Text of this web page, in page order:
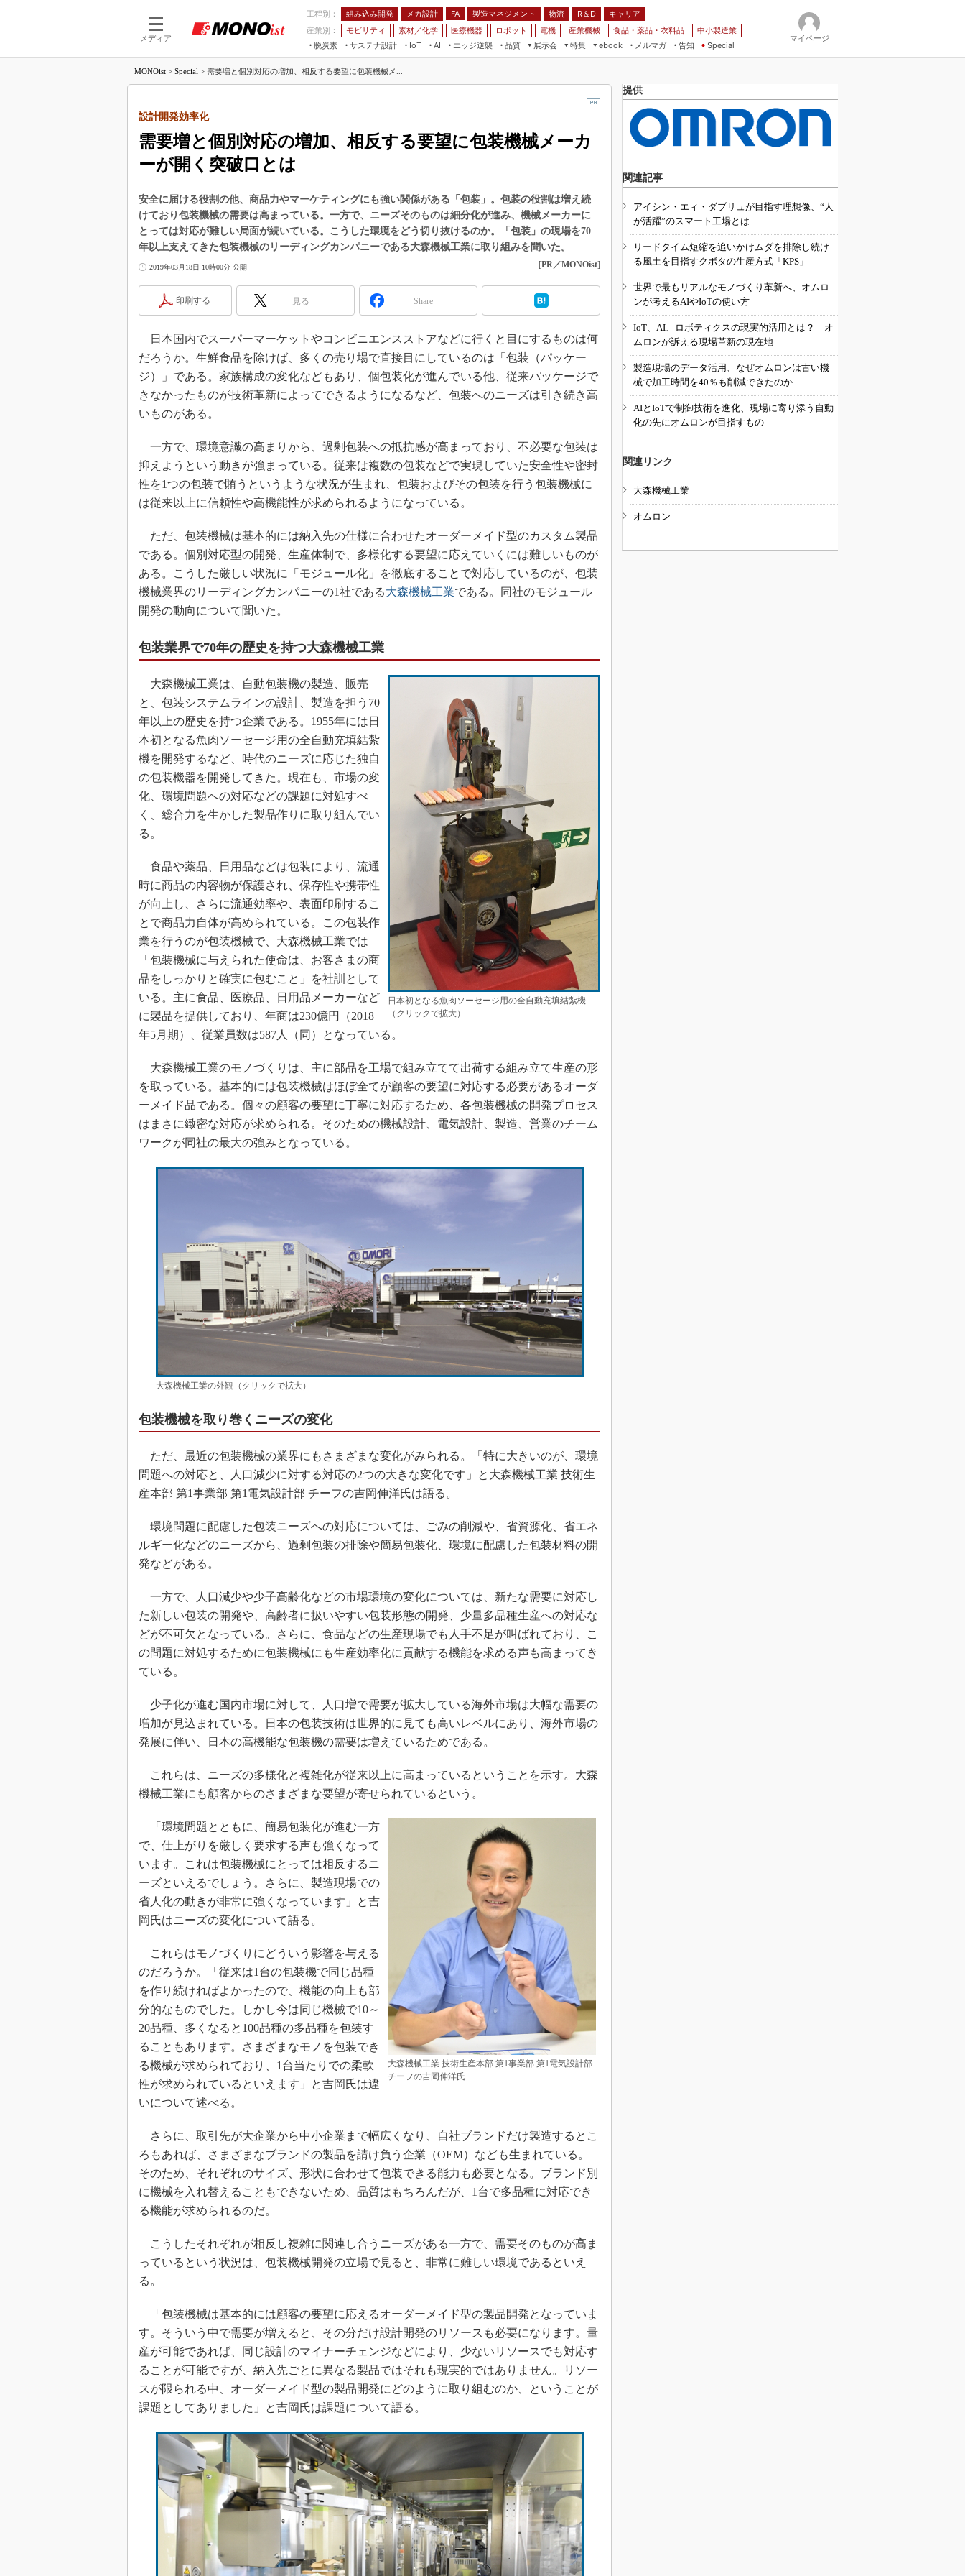
メディア
工程別： 組み込み開発 メカ設計 FA 製造マネジメント 物流 R＆D
キャリア
産業別：
モビリティ 素材／化学 医療機器 ロボット 電機 産業機械 食品・薬品・衣料品
中小製造業
脱炭素
サステナ設計
IoT
つながる工場
AI
AI×設備保全
エッジ逆襲 品質
展示会
JIMTOF
IIFES
TECHNO-FRONTIER
人テク展
スマート工場EXPO
AUTOMOTIVE WORLD
産業オープンネット展
特集
つながるクルマ
フィールドサービス
組み込み画像技術
組み込みモデリング
Windows Embedded
無償設計ツール
S＆OP
インダストリー4.0
メイドインジャパン
植物工場
知財マネジメント
グローバル設計・開発
制御セキュリティ
新型コロナへの対応
ebook
メカ設計
モビリティ
メルマガ
告知 Special
マイページ
MONOist > Special > 需要増と個別対応の増加、相反する要望に包装機械メ...
需要増と個別対応の増加、相反する要望に包装機械メーカ
ーが開く突破口とは
設計開発効率化
安全に届ける役割の他、商品力やマーケティングにも強い関係がある「包装」。包装の役割は増え続
けており包装機械の需要は高まっている。一方で、ニーズそのものは細分化が進み、機械メーカーに
とっては対応が難しい局面が続いている。こうした環境をどう切り抜けるのか。「包装」の現場を70
年以上支えてきた包装機械のリーディングカンパニーである大森機械工業に取り組みを聞いた。
2019年03月18日 10時00分 公開 [PR／MONOist]
印刷する 見る Share
日本国内でスーパーマーケットやコンビニエンスストアなどに行くと目にするものは何
だろうか。生鮮食品を除けば、多くの売り場で直接目にしているのは「包装（パッケー
ジ）」である。家族構成の変化などもあり、個包装化が進んでいる他、従来パッケージで
きなかったものが技術革新によってできるようになるなど、包装へのニーズは引き続き高
いものがある。
一方で、環境意識の高まりから、過剰包装への抵抗感が高まっており、不必要な包装は
抑えようという動きが強まっている。従来は複数の包装などで実現していた安全性や密封
性を1つの包装で賄うというような状況が生まれ、包装およびその包装を行う包装機械に
は従来以上に信頼性や高機能性が求められるようになっている。
ただ、包装機械は基本的には納入先の仕様に合わせたオーダーメイド型のカスタム製品
である。個別対応型の開発、生産体制で、多様化する要望に応えていくには難しいものが
ある。こうした厳しい状況に「モジュール化」を徹底することで対応しているのが、包装
機械業界のリーディングカンパニーの1社である大森機械工業である。同社のモジュール
開発の動向について聞いた。
包装業界で70年の歴史を持つ大森機械工業
日本初となる魚肉ソーセージ用の全自動充填結紮機
（クリックで拡大）
大森機械工業は、自動包装機の製造、販売
と、包装システムラインの設計、製造を担う70
年以上の歴史を持つ企業である。1955年には日
本初となる魚肉ソーセージ用の全自動充填結紮
機を開発するなど、時代のニーズに応じた独自
の包装機器を開発してきた。現在も、市場の変
化、環境問題への対応などの課題に対処すべ
く、総合力を生かした製品作りに取り組んでい
る。
食品や薬品、日用品などは包装により、流通
時に商品の内容物が保護され、保存性や携帯性
が向上し、さらに流通効率や、表面印刷するこ
とで商品力自体が高められている。この包装作
業を行うのが包装機械で、大森機械工業では
「包装機械に与えられた使命は、お客さまの商
品をしっかりと確実に包むこと」を社訓として
いる。主に食品、医療品、日用品メーカーなど
に製品を提供しており、年商は230億円（2018
年5月期）、従業員数は587人（同）となっている。
大森機械工業のモノづくりは、主に部品を工場で組み立てて出荷する組み立て生産の形
を取っている。基本的には包装機械はほぼ全てが顧客の要望に対応する必要があるオーダ
ーメイド品である。個々の顧客の要望に丁寧に対応するため、各包装機械の開発プロセス
はまさに緻密な対応が求められる。そのための機械設計、電気設計、製造、営業のチーム
ワークが同社の最大の強みとなっている。
大森機械工業の外観（クリックで拡大）
包装機械を取り巻くニーズの変化
ただ、最近の包装機械の業界にもさまざまな変化がみられる。「特に大きいのが、環境
問題への対応と、人口減少に対する対応の2つの大きな変化です」と大森機械工業 技術生
産本部 第1事業部 第1電気設計部 チーフの吉岡伸洋氏は語る。
環境問題に配慮した包装ニーズへの対応については、ごみの削減や、省資源化、省エネ
ルギー化などのニーズから、過剰包装の排除や簡易包装化、環境に配慮した包装材料の開
発などがある。
一方で、人口減少や少子高齢化などの市場環境の変化については、新たな需要に対応し
た新しい包装の開発や、高齢者に扱いやすい包装形態の開発、少量多品種生産への対応な
どが不可欠となっている。さらに、食品などの生産現場でも人手不足が叫ばれており、こ
の問題に対処するために包装機械にも生産効率化に貢献する機能を求める声も高まってき
ている。
少子化が進む国内市場に対して、人口増で需要が拡大している海外市場は大幅な需要の
増加が見込まれている。日本の包装技術は世界的に見ても高いレベルにあり、海外市場の
発展に伴い、日本の高機能な包装機の需要は増えているためである。
これらは、ニーズの多様化と複雑化が従来以上に高まっているということを示す。大森
機械工業にも顧客からのさまざまな要望が寄せられているという。
大森機械工業 技術生産本部 第1事業部 第1電気設計部
チーフの吉岡伸洋氏
「環境問題とともに、簡易包装化が進む一方
で、仕上がりを厳しく要求する声も強くなって
います。これは包装機械にとっては相反するニ
ーズといえるでしょう。さらに、製造現場での
省人化の動きが非常に強くなっています」と吉
岡氏はニーズの変化について語る。
これらはモノづくりにどういう影響を与える
のだろうか。「従来は1台の包装機で同じ品種
を作り続ければよかったので、機能の向上も部
分的なものでした。しかし今は同じ機械で10～
20品種、多くなると100品種の多品種を包装す
ることもあります。さまざまなモノを包装でき
る機械が求められており、1台当たりでの柔軟
性が求められているといえます」と吉岡氏は違
いについて述べる。
さらに、取引先が大企業から中小企業まで幅広くなり、自社ブランドだけ製造するとこ
ろもあれば、さまざまなブランドの製品を請け負う企業（OEM）なども生まれている。
そのため、それぞれのサイズ、形状に合わせて包装できる能力も必要となる。ブランド別
に機械を入れ替えることもできないため、品質はもちろんだが、1台で多品種に対応でき
る機能が求められるのだ。
こうしたそれぞれが相反し複雑に関連し合うニーズがある一方で、需要そのものが高ま
っているという状況は、包装機械開発の立場で見ると、非常に難しい環境であるといえ
る。
「包装機械は基本的には顧客の要望に応えるオーダーメイド型の製品開発となっていま
す。そういう中で需要が増えると、その分だけ設計開発のリソースも必要になります。量
産が可能であれば、同じ設計のマイナーチェンジなどにより、少ないリソースでも対応す
ることが可能ですが、納入先ごとに異なる製品ではそれも現実的ではありません。リソー
スが限られる中、オーダーメイド型の製品開発にどのように取り組むのか、ということが
課題としてありました」と吉岡氏は課題について語る。
提供
関連記事
アイシン・エィ・ダブリュが目指す理想像、“人
が活躍”のスマート工場とは
リードタイム短縮を追いかけムダを排除し続け
る風土を目指すクボタの生産方式「KPS」
世界で最もリアルなモノづくり革新へ、オムロ
ンが考えるAIやIoTの使い方
IoT、AI、ロボティクスの現実的活用とは？ オ
ムロンが訴える現場革新の現在地
製造現場のデータ活用、なぜオムロンは古い機
械で加工時間を40％も削減できたのか
AIとIoTで制御技術を進化、現場に寄り添う自動
化の先にオムロンが目指すもの
関連リンク
大森機械工業
オムロン